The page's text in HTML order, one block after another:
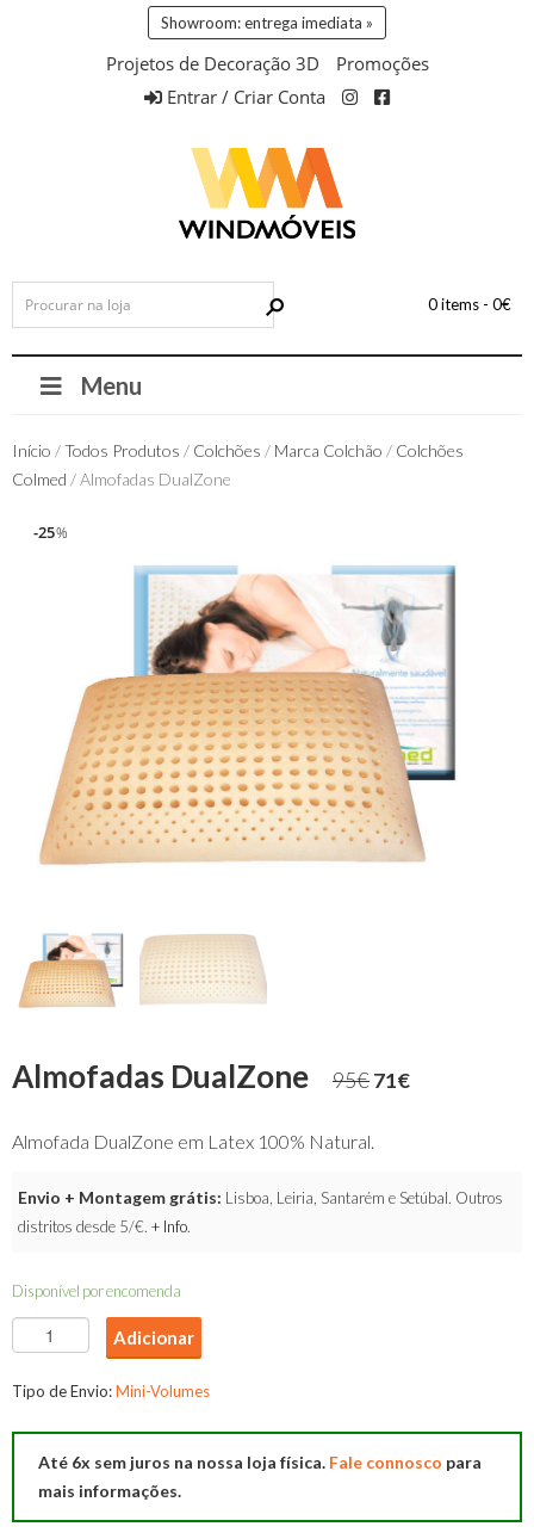
Showroom: entrega imediata »
Projetos de Decoração 3D
Promoções
Entrar / Criar Conta
0 items - 0€
Menu
Início /Todos Produtos / Colchões / Marca Colchão / Colchões
Colmed / Almofadas DualZone
%
25%
25
Almofadas DualZone 95€71€
Almofada DualZone em Latex 100% Natural.
Envio + Montagem grátis: Lisboa, Leiria, Santarém e Setúbal. Outros
distritos desde 5/€. + Info.
Disponível por encomenda
Quantidade
de
Almofadas
Adicionar
Tipo de Envio:Mini-Volumes
Até 6x sem juros na nossa loja física. Fale connosco para
mais informações.